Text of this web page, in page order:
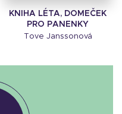
KNIHA LÉTA, DOMEČEK
PRO PANENKY
Tove Janssonová